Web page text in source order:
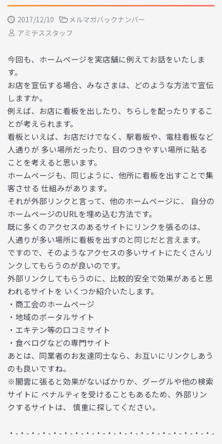
2017/12/10
メルマガバックナンバー
アミテススタッフ
今回も、ホームページを実店舗に例えてお話をいたしま
す。
お店を宣伝する場合、みなさまは、どのような方法で宣伝
しますか。
例えば、お店に看板を出したり、ちらしを配ったりするこ
とが考えられます。
看板といえば、お店だけでなく、駅看板や、電柱看板など
人通りが 多い場所だったり、目のつきやすい場所に貼る
ことを考えると思います。
ホームページも、同じように、他所に看板を出すことで集
客させる 仕組みがあります。
それが外部リンクと言って、他のホームページに、 自分の
ホームページのURLを埋め込む方法です。
既に多くのアクセスのあるサイトにリンクを張るのは、
人通りが多い場所に看板を出すのと同じだと言えます。
ですので、そのようなアクセスの多いサイトにたくさんリ
ンクしてもらうのが良いのです。
外部リンクしてもらうのに、比較的安全で効果があると思
われるサイトを いくつか紹介いたします。
・商工会のホームページ
・地域のポータルサイト
・エキテン等の口コミサイト
・食べログなどの専門サイト
あとは、同業者のお友達同士なら、お互いにリンクしあう
のも良いですね。
※闇雲に張ると効果がないばかりか、グーグルや他の検索
サイトに ペナルティを受けることもあるため、外部リン
クするサイトは、 慎重に探してください。
・-・-・-・-・-・-・-・-・-・-・-・-・-・-・-・-・-・-・-